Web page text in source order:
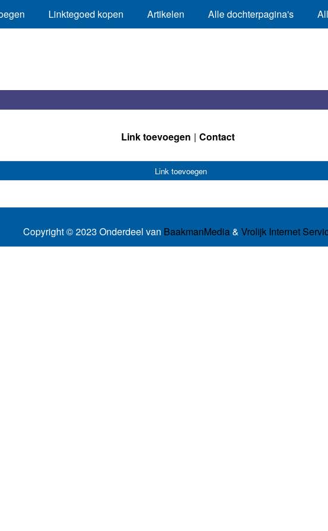
Linktegoed kopen Artikelen Alle dochterpagina's
Link toevoegen Contact
Link toevoegen
Copyright © 2023 Onderdeel van BaakmanMedia& Vrolijk Internet